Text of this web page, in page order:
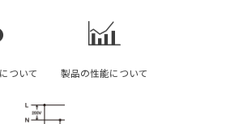
ついて 製品の性能について